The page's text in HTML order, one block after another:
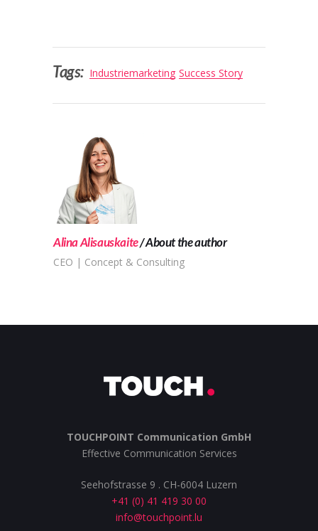
Tags: Industriemarketing Success Story
Alina Alisauskaite About the author
CEO | Concept & Consulting
TOUCHPOINT Communication GmbH
Effective Communication Services
Seehofstrasse 9 . CH-6004 Luzern
+41 (0) 41 419 30 00
info@touchpoint.lu